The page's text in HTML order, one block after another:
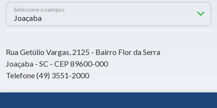
Selecione o campus
Rua Getúlio Vargas, 2125 - Bairro Flor da Serra
Joaçaba - SC - CEP 89600-000
Telefone (49) 3551-2000